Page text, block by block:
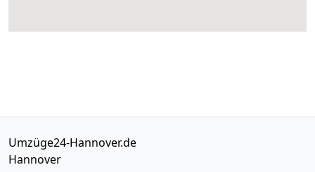
Umzüge24-Hannover.de
Hannover